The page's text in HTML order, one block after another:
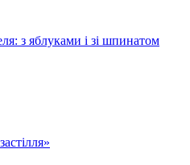
з яблуками і зі шпинатом